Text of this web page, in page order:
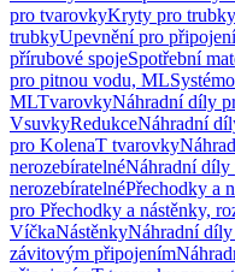
pro tvarovkyKryty pro trubky
trubkyUpevnění pro připojení
přírubové spojeSpotřební
pro pitnou vodu, ML
MLTvarovkyNáhradní díly
VsuvkyRedukceNáhradní
pro KolenaT tvarovky
nerozebíratelnéNáhradní díly
nerozebíratelnéPřechodky a
pro Přechodky a nástěnky,
VíčkaNástěnkyNáhradní
závitovým připojením